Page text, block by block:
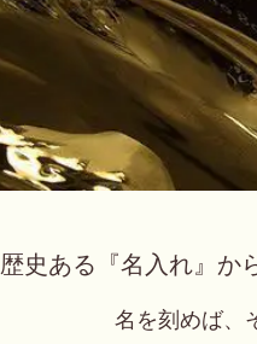
歴史ある『名入れ』か
名を刻めば、